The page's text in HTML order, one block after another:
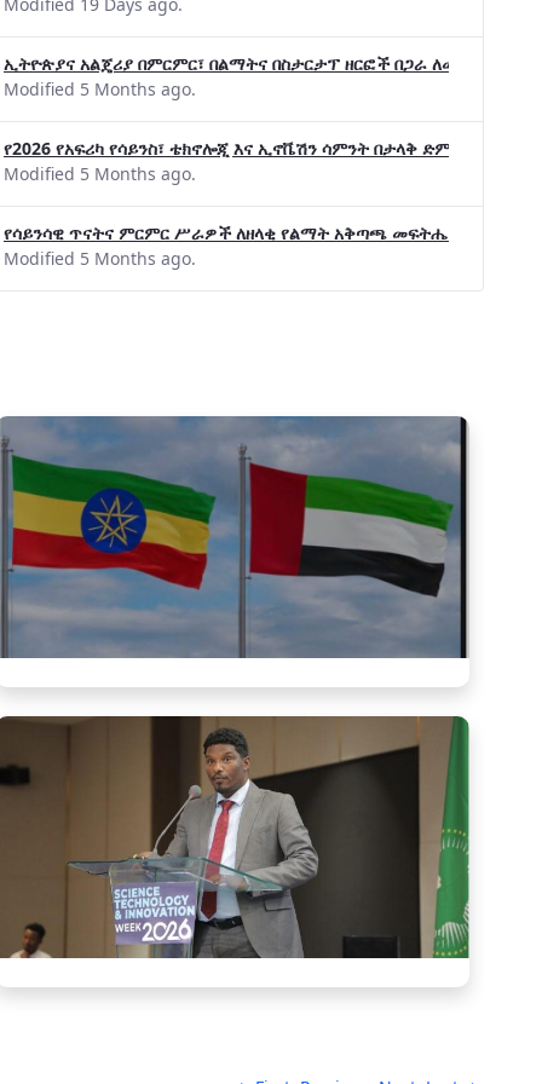
እና
ኢትዮጵያና አልጄሪያ በምርምር፣ በልማትና በስታርታፕ ዘርፎች በጋራ ለመስራት መከሩ፡፡
Modified 5 Months ago.
የ2026 የአፍሪካ የሳይንስ፣ ቴክኖሎጂ እና ኢኖቬሽን ሳምንት በታላቅ ድምቀት
Modified 5 Months ago.
የሳይንሳዊ ጥናትና ምርምር ሥራዎች ለዘላቂ የልማት አቅጣጫ መፍትሔ ጠቋሚ
Modified 5 Months ago.